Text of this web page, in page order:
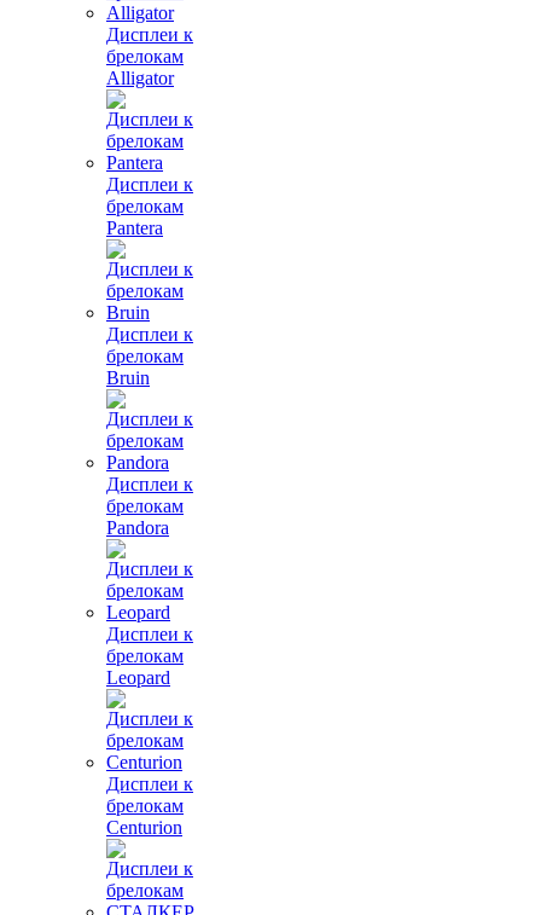
Дисплеи к
брелокам
Alligator
Дисплеи к
брелокам
Pantera
Дисплеи к
брелокам
Bruin
Дисплеи к
брелокам
Pandora
Дисплеи к
брелокам
Leopard
Дисплеи к
брелокам
Centurion